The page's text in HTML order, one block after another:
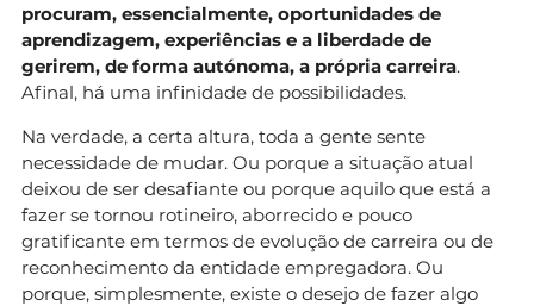
procuram, essencialmente, oportunidades de
aprendizagem, experiências e a liberdade de
gerirem, de forma autónoma, a própria carreira.
Afinal, há uma infinidade de possibilidades.
Na verdade, a certa altura, toda a gente sente
necessidade de mudar. Ou porque a situação atual
deixou de ser desafiante ou porque aquilo que está a
fazer se tornou rotineiro, aborrecido e pouco
gratificante em termos de evolução de carreira ou de
reconhecimento da entidade empregadora. Ou
porque, simplesmente, existe o desejo de fazer algo